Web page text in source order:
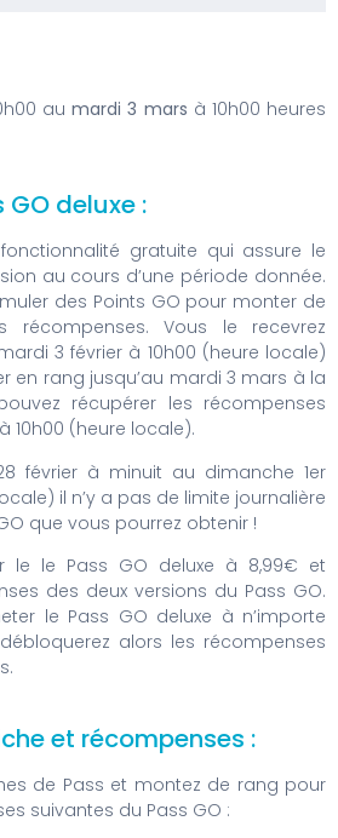
aumardi 3 mars à 10h00 heures
GO deluxe :
gratuite qui assure le
au cours d’une période donnée.
des Points GO pour monter de
Vous le recevrez
3 février à 10h00 (heure locale)
en rang jusqu’au mardi 3 mars à la
récupérer les récompenses
10h00 (heure locale).
février à minuit au dimanche 1er
il n’y a pas de limite journalière
que vous pourrez obtenir !
le le Pass GO deluxe à 8,99€ et
des deux versions du Pass GO.
le Pass GO deluxe à n’importe
alors les récompenses
et récompenses :
de Pass et montez de rang pour
suivantes du Pass GO :